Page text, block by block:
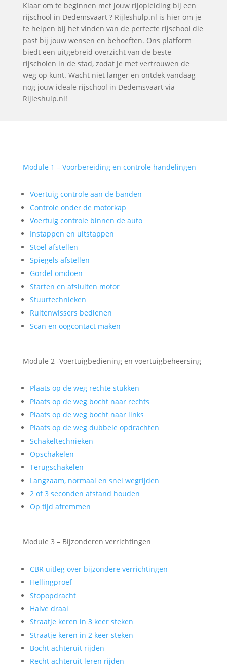
Klaar om te beginnen met jouw rijopleiding bij een
rijschool in Dedemsvaart ? Rijleshulp.nl is hier om je
te helpen bij het vinden van de perfecte rijschool die
past bij jouw wensen en behoeften. Ons platform
biedt een uitgebreid overzicht van de beste
rijscholen in de stad, zodat je met vertrouwen de
weg op kunt. Wacht niet langer en ontdek vandaag
nog jouw ideale rijschool in Dedemsvaart via
Rijleshulp.nl!
Module 1 – Voorbereiding en controle handelingen
Voertuig controle aan de banden
Controle onder de motorkap
Voertuig controle binnen de auto
Instappen en uitstappen
Stoel afstellen
Spiegels afstellen
Gordel omdoen
Starten en afsluiten motor
Stuurtechnieken
Ruitenwissers bedienen
Scan en oogcontact maken
Module 2 -Voertuigbediening en voertuigbeheersing
Plaats op de weg rechte stukken
Plaats op de weg bocht naar rechts
Plaats op de weg bocht naar links
Plaats op de weg dubbele opdrachten
Schakeltechnieken
Opschakelen
Terugschakelen
Langzaam, normaal en snel wegrijden
2 of 3 seconden afstand houden
Op tijd afremmen
Module 3 – Bijzonderen verrichtingen
CBR uitleg over bijzondere verrichtingen
Hellingproef
Stopopdracht
Halve draai
Straatje keren in 3 keer steken
Straatje keren in 2 keer steken
Bocht achteruit rijden
Recht achteruit leren rijden